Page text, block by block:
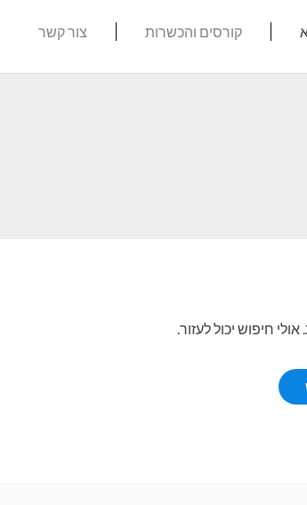
קורסים והכשרות צור קשר
חיפוש יכול לעזור.